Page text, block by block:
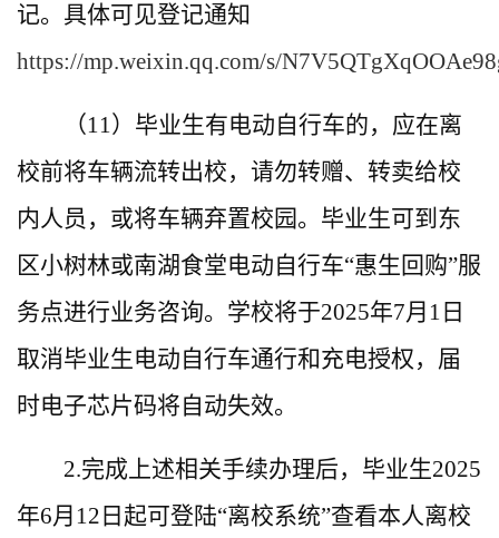
记。具体可见登记通知
https://mp.weixin.qq.com/s/
（11）毕业生有电动自行车的，应在离
校前将车辆流转出校，请勿转赠、转卖给校
内人员，或将车辆弃置校园。毕业生可到东
区小树林或南湖食堂电动自行车“惠生回购”服
务点进行业务咨询。学校将于2025年7月1日
取消毕业生电动自行车通行和充电授权，届
时电子芯片码将自动失效。
2.完成上述相关手续办理后，毕业生2025
年6月12日起可登陆“离校系统”查看本人离校